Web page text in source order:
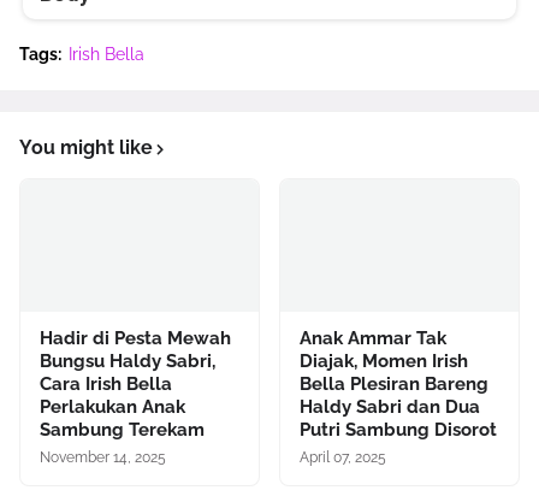
Tags: Irish Bella
You might like
Hadir di Pesta Mewah
Bungsu Haldy Sabri,
Cara Irish Bella
Perlakukan Anak
Sambung Terekam
November 14, 2025
Anak Ammar Tak
Diajak, Momen Irish
Bella Plesiran Bareng
Haldy Sabri dan Dua
Putri Sambung Disorot
April 07, 2025